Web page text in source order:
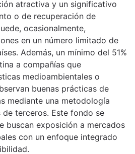
atractiva y un significativo
o de recuperación de
ocasionalmente,
en un número limitado de
Además, un mínimo del 51%
a compañías que
medioambientales o
buenas prácticas de
mediante una metodología
de terceros. Este fondo se
buscan exposición a mercados
con un enfoque integrado